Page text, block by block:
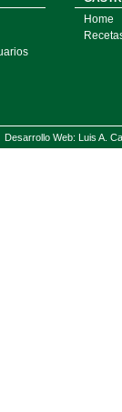
Home
Desarrollo Web: Luis